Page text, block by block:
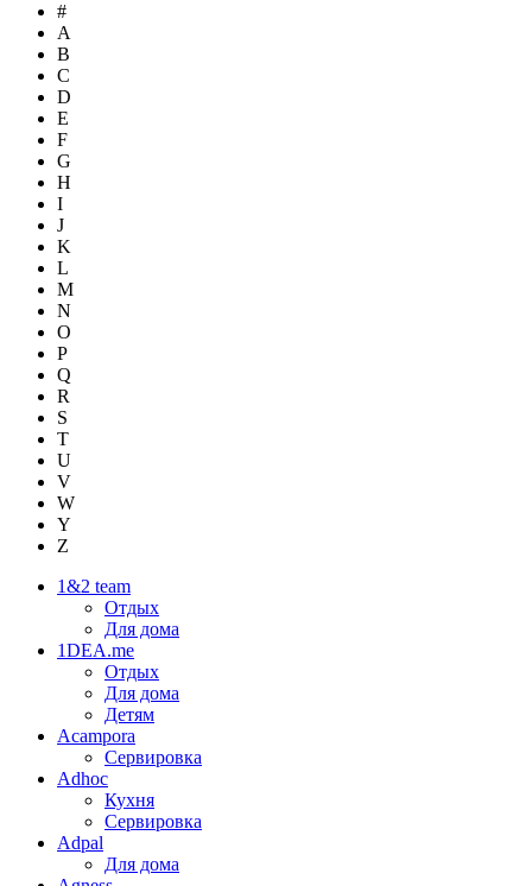
#
A
B
C
D
E
F
G
H
I
J
K
L
M
N
O
P
Q
R
S
T
U
V
W
Y
Z
1&2 team
Отдых
Для дома
1DEA.me
Отдых
Для дома
Детям
Acampora
Сервировка
Adhoc
Кухня
Сервировка
Adpal
Для дома